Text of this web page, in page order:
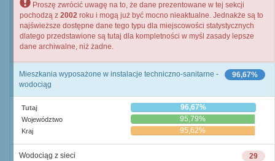
Proszę zwrócić uwagę na to, że dane prezentowane w tej sekcji
pochodzą z 2002 roku i mogą już być mocno nieaktualne. Jednakże są to
najświeższe dostępne dane tego typu dla miejscowości statystycznych
dlatego przedstawione są tutaj dla kompletności w myśl zasady lepsze
dane archiwalne, niż żadne.
96,67%
Mieszkania wyposażone w instalacje techniczno-sanitarne -
wodociąg
Tutaj 96,67%
Województwo 95,79%
Kraj 95,62%
29
Wodociąg z sieci